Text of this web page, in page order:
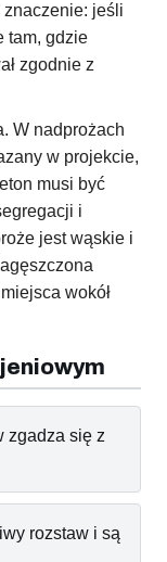
jeśli
tam, gdzie
zgodnie z
W nadprożach
w projekcie,
musi być
i
jest wąskie i
wokół
zgadza się z
rozstaw i są